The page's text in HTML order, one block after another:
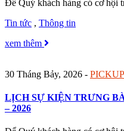
Để Quý khách hàng có cơ hội
Tin tức , Thông tin
xem thêm
30 Tháng Bảy, 2026 -
LỊCH SỰ KIỆN TRƯNG
– 2026